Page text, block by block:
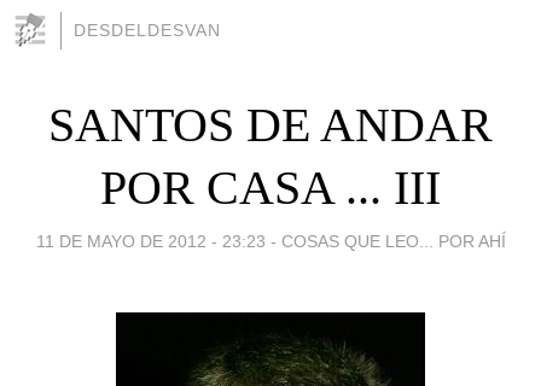
DESDELDESVAN
SANTOS DE ANDAR
POR CASA ... III
11 DE MAYO DE 2012 - 23:23 - COSAS QUE LEO... POR AHÍ